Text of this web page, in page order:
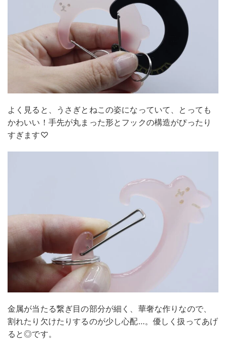
よく見ると、うさぎとねこの姿になっていて、とっても
かわいい！手先が丸まった形とフックの構造がぴったり
すぎます♡
金属が当たる繋ぎ目の部分が細く、華奢な作りなので、
割れたり欠けたりするのが少し心配…。優しく扱ってあげ
ると◎です。